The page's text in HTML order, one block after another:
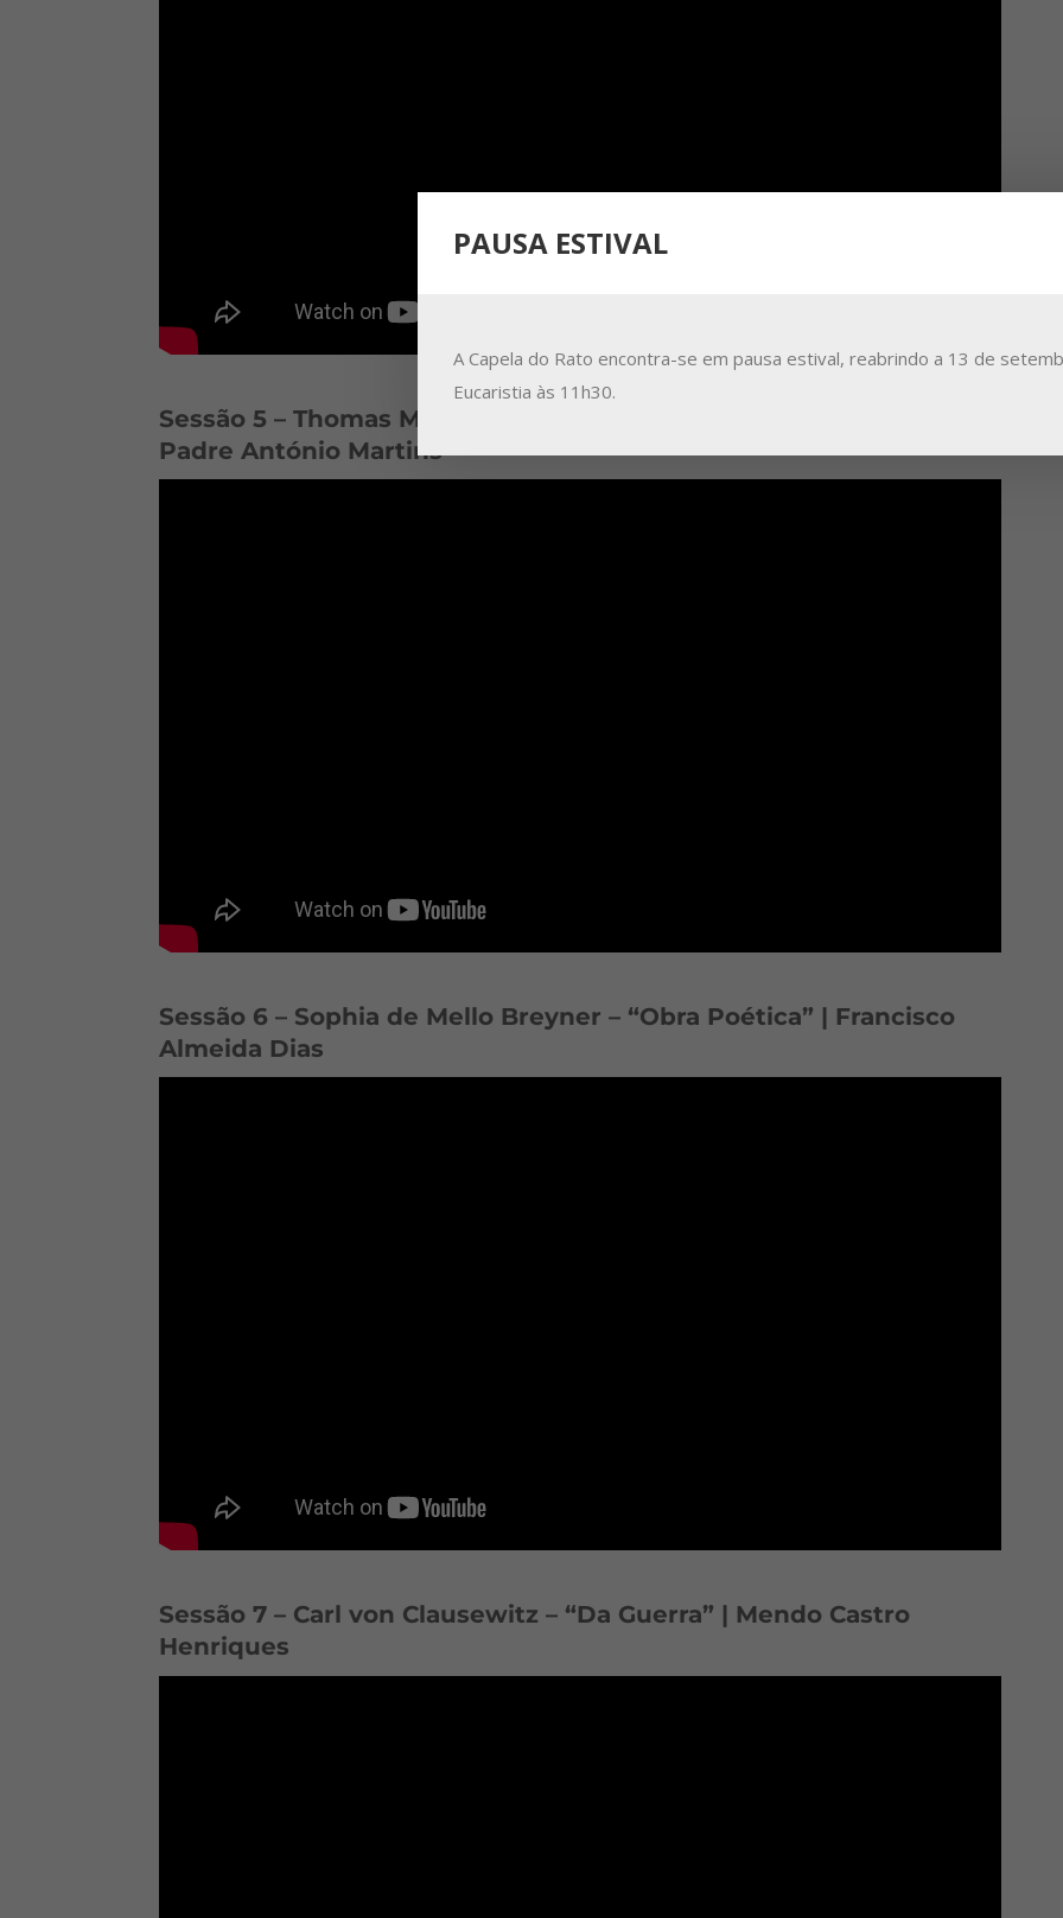
Sessão 5 – Thomas Merton – “Novas sementes de contemplação” |
Padre António Martins
Sessão 6 – Sophia de Mello Breyner – “Obra Poética” | Francisco
Almeida Dias
Sessão 7 – Carl von Clausewitz – “Da Guerra” | Mendo Castro
Henriques
PAUSA ESTIVAL
A Capela do Rato encontra-se em pausa estival, reabrindo a 13 de
Eucaristia às 11h30.